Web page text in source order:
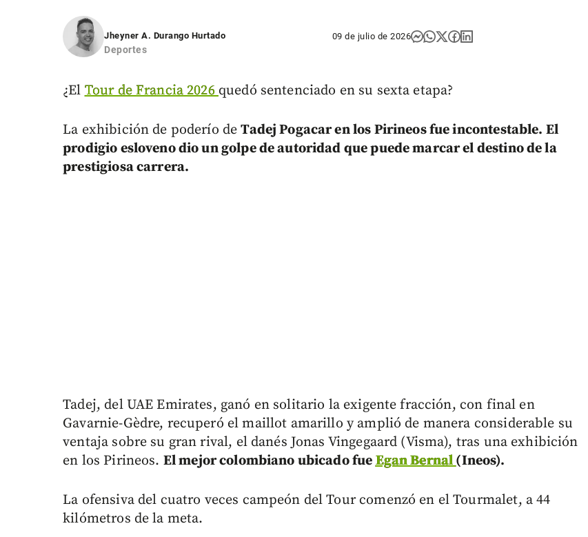
Jheyner A. Durango Hurtado
Deportes
09 de julio de 2026
¿ElTour de Francia 2026quedó sentenciado en su sexta etapa?
La exhibición de poderío deTadej Pogacar en los Pirineos fue incontestable. El
prodigio esloveno dio un golpe de autoridad que puede marcar el destino de la
prestigiosa carrera.
Tadej, del UAE Emirates, ganó en solitario la exigente fracción, con final en
Gavarnie-Gèdre, recuperó el maillot amarillo y amplió de manera considerable su
ventaja sobre su gran rival, el danés Jonas Vingegaard (Visma), tras una exhibición
en los Pirineos. El mejor colombiano ubicado fueEgan Bernal(Ineos).
La ofensiva del cuatro veces campeón del Tour comenzó en el Tourmalet, a 44
kilómetros de la meta.